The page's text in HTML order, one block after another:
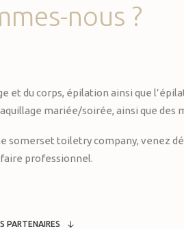
nous ?
et du corps, épilation ainsi que
mariée/soirée, ainsi que des
somerset toiletry company, venez
professionnel.
PARTENAIRES